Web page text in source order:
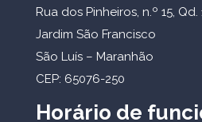
Rua dos Pinheiros, n.º 15, Qd.
Jardim São Francisco
São Luís – Maranhão
CEP: 65076-250
Horário de